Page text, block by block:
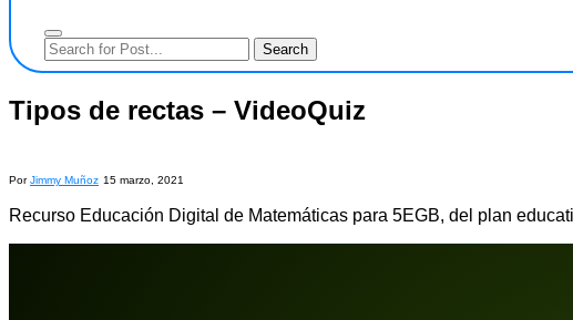
Tipos de rectas – VideoQuiz
PorJimmy Muñoz 15 marzo, 2021
Recurso Educación Digital de Matemáticas para 5EGB, del plan